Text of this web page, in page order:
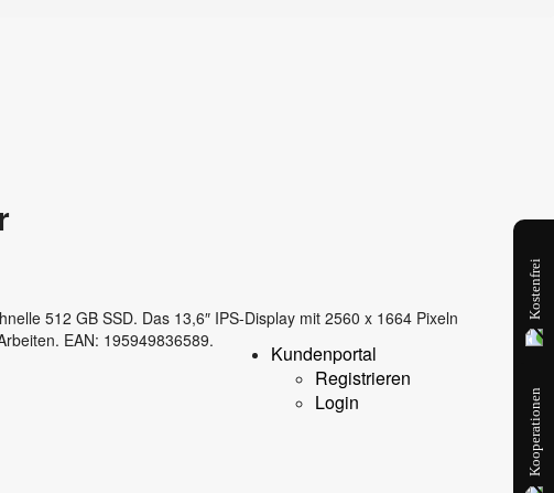
Kostenfrei
Kooperationen
Kundenportal
Registrieren
Login
512 GB SSD. Das 13,6″ IPS-Display mit 2560 x 1664 Pixeln
EAN: 195949836589.